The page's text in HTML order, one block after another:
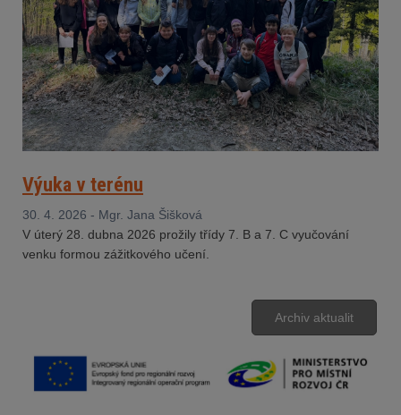
Výuka v terénu
30. 4. 2026 - Mgr. Jana Šišková
V úterý 28. dubna 2026 prožily třídy 7. B a 7. C vyučování
venku formou zážitkového učení.
Archiv aktualit